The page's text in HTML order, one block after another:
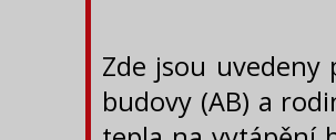
Zde jsou
budovy (AB) a